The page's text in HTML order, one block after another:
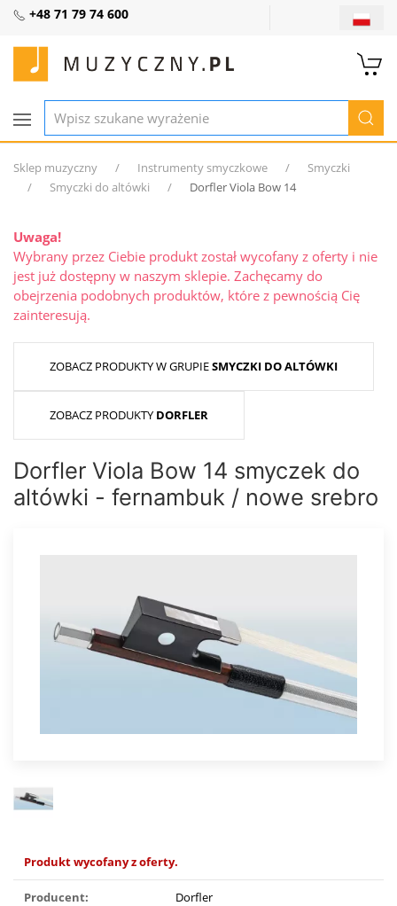
+48 71 79 74 600
Sklep muzyczny Instrumenty smyczkowe
Smyczki
Smyczki do altówki
Dorfler Viola Bow 14
Uwaga!
Wybrany przez Ciebie produkt został wycofany z oferty i nie
jest już dostępny w naszym sklepie. Zachęcamy do
obejrzenia podobnych produktów, które z pewnością Cię
zainteresują.
ZOBACZ PRODUKTY W GRUPIESMYCZKI DO ALTÓWKI
ZOBACZ PRODUKTY DORFLER
Dorfler Viola Bow 14 smyczek do
altówki - fernambuk / nowe srebro
Produkt wycofany z oferty.
Producent: Dorfler